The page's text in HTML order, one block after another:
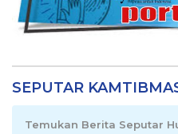
SEPUTAR
Temukan Berita Seputar